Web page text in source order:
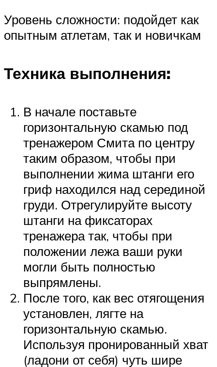
Уровень сложности: подойдет как
опытным атлетам, так и новичкам
Техника выполнения:
В начале поставьте
горизонтальную скамью под
тренажером Смита по центру
таким образом, чтобы при
выполнении жима штанги его
гриф находился над серединой
груди. Отрегулируйте высоту
штанги на фиксаторах
тренажера так, чтобы при
положении лежа ваши руки
могли быть полностью
выпрямлены.
После того, как вес отягощения
установлен, лягте на
горизонтальную скамью.
Используя пронированный хват
(ладони от себя) чуть шире